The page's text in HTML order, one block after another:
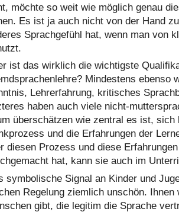
möchte so weit wie möglich genau
Es ist ja auch nicht von der Hand
Sprachgefühl hat, wenn man von
ist das wirklich die wichtigste
Mindestens ebenso
Lehrerfahrung, kritisches
haben auch viele nicht-
überschätzen wie zentral es ist, sich
und die Erfahrungen der
diesen Prozess und diese
hat, kann sie auch im
symbolische Signal an Kinder und
Regelung ziemlich unschön.
gibt, die legitim die Sprache